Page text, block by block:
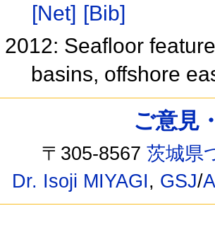
[Net] [Bib]
2012: Seafloor
basins, offshore
ご意見
〒305-8567茨城県
Dr. Isoji MIYAGI, GSJ/